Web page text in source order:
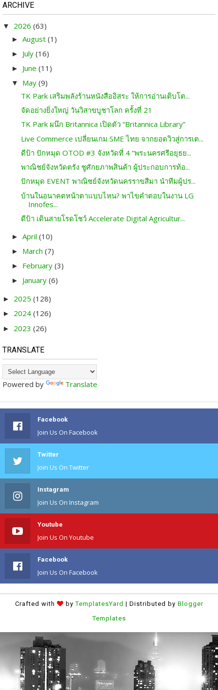
ARCHIVE
▼ 2026 (63)
► August (1)
► July (16)
► June (11)
▼ May (9)
TK Park เสริมพลังร้านหนังสืออิสระ ให้การอ่านเติบโต...
จัดอย่างยิ่งใหญ่ วันวิสาขบูชาโลก ครั้งที่ 21
TK Park ผนึก Britannica เปิดตัว “Britannica Library”
Live Commerce เปลี่ยนเกม SME ไทย จากยอดวิวสู่การเต...
ดีป้า ปักหมุด OTOD #3 จังหวัดที่ 4 “พระนครศรีอยุธย...
พาณิชย์จังหวัดตรัง ชูศักยภาพสินค้า ผู้ประกอบการท้อ...
ปักหมุด EVENT พาณิชย์จังหวัดนครราขสีมา นำทีมผู้ปร...
บ้านในอนาคตหน้าตาแบบไหน? พาไขคำตอบในงาน LG
Innofes...
ดีป้า เดินสายโรดโชว์ Accelerate Digital Agricultur...
► April (10)
► March (7)
► February (3)
► January (6)
► 2025 (128)
► 2024 (126)
► 2023 (26)
TRANSLATE
Powered by Translate
Facebook
Join Us On Facebook
Twitter
Join Us On Twitter
Instagram
Join Us On Instagram
Youtube
Join Us On Youtube
Facebook
Join Us On Facebook
Crafted with byTemplatesYard | Distributed by Blogger
Templates